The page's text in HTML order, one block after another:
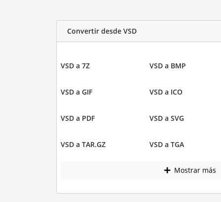
Convertir desde VSD
VSD a 7Z VSD a BMP
VSD a GIF VSD a ICO
VSD a PDF VSD a SVG
VSD a TAR.GZ VSD a TGA
Mostrar más